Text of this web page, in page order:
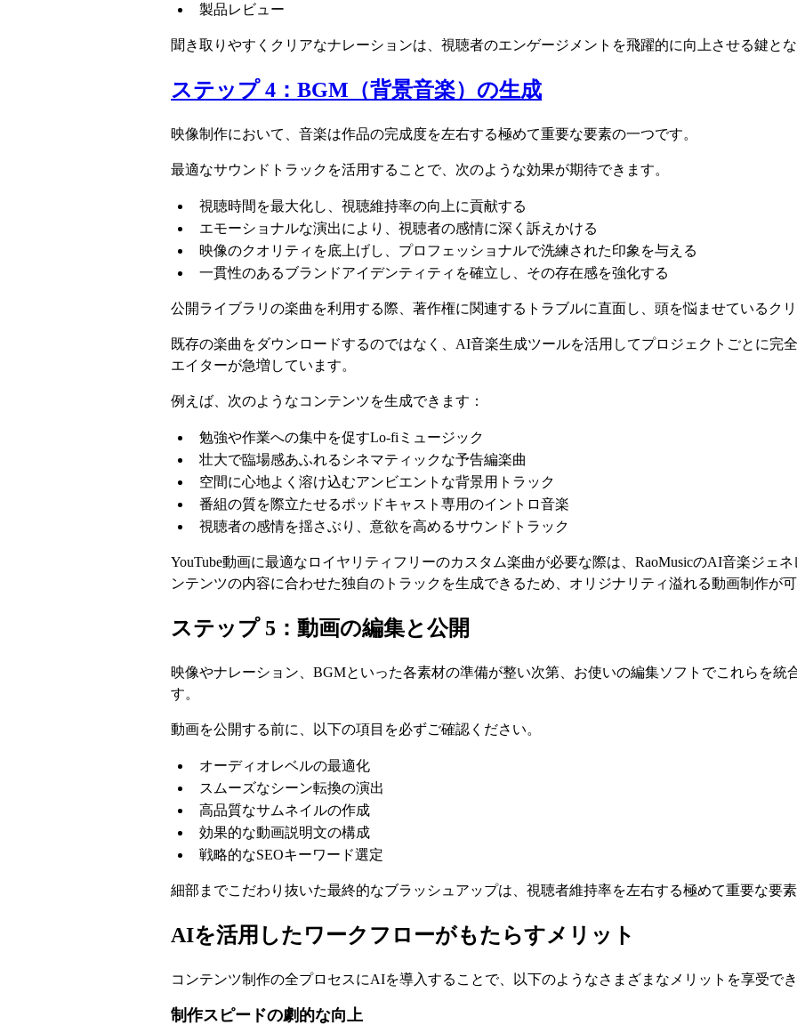
製品レビュー
聞き取りやすくクリアなナレーションは、視聴者のエンゲージメントを飛躍的に向上させる鍵と
ステップ 4：BGM（背景音楽）の生成
映像制作において、音楽は作品の完成度を左右する極めて重要な要素の一つです。
最適なサウンドトラックを活用することで、次のような効果が期待できます。
視聴時間を最大化し、視聴維持率の向上に貢献する
エモーショナルな演出により、視聴者の感情に深く訴えかける
映像のクオリティを底上げし、プロフェッショナルで洗練された印象を与える
一貫性のあるブランドアイデンティティを確立し、その存在感を強化する
公開ライブラリの楽曲を利用する際、著作権に関連するトラブルに直面し、頭を悩ませているク
既存の楽曲をダウンロードするのではなく、AI音楽生成ツールを活用してプロジェクトごとに完
エイターが急増しています。
例えば、次のようなコンテンツを生成できます：
勉強や作業への集中を促すLo-fiミュージック
壮大で臨場感あふれるシネマティックな予告編楽曲
空間に心地よく溶け込むアンビエントな背景用トラック
番組の質を際立たせるポッドキャスト専用のイントロ音楽
視聴者の感情を揺さぶり、意欲を高めるサウンドトラック
YouTube動画に最適なロイヤリティフリーのカスタム楽曲が必要な際は、RaoMusicのAI音楽ジェ
ンテンツの内容に合わせた独自のトラックを生成できるため、オリジナリティ溢れる動画制作が
ステップ 5：動画の編集と公開
映像やナレーション、BGMといった各素材の準備が整い次第、お使いの編集ソフトでこれらを統
す。
動画を公開する前に、以下の項目を必ずご確認ください。
オーディオレベルの最適化
スムーズなシーン転換の演出
高品質なサムネイルの作成
効果的な動画説明文の構成
戦略的なSEOキーワード選定
細部までこだわり抜いた最終的なブラッシュアップは、視聴者維持率を左右する極めて重要な要
AIを活用したワークフローがもたらすメリット
コンテンツ制作の全プロセスにAIを導入することで、以下のようなさまざまなメリットを享受で
制作スピードの劇的な向上